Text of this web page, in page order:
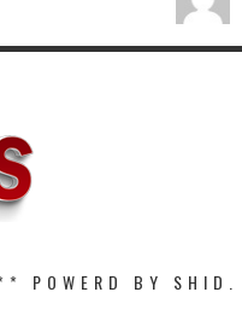
POWERD BY SHID.